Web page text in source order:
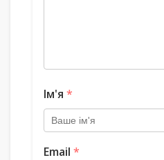
Ім'я *
Email *